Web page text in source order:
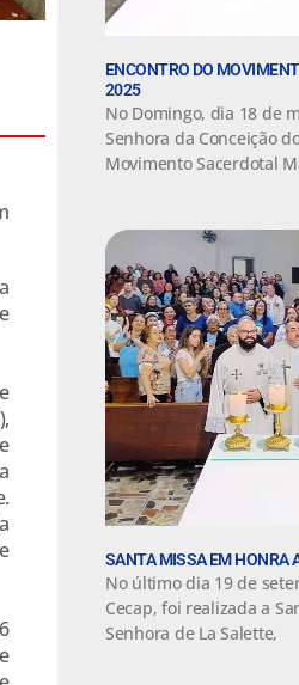
ENCONTRO DO
2025
No Domingo, dia 18 de
Senhora da Conceição
Movimento Sacerdotal
SANTA MISSA EM HONRA
No último dia 19 de
Cecap, foi realizada a
Senhora de La Salette,